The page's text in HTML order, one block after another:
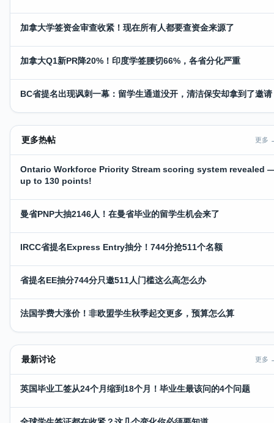
加拿大学签资金审查收紧！现在所有人都要查资金来源了
加拿大Q1新PR降20%！印度学签腰切66%，各省分化严重
BC省提名出现讽刺一幕：留学生通道没开，清洁保安却拿到了邀请
更多热帖 更多
Ontario Workforce Priority Stream scoring system revealed
up to 130 points!
曼省PNP大抽2146人！在曼省毕业的留学生机会来了
IRCC省提名Express Entry抽分！744分抢511个名额
省提名EE抽分744分只邀511人门槛这么高怎么办
法国学费大涨价！非欧盟学生秋季起交更多，预算怎么算
最新讨论 更多
英国毕业工签从24个月缩到18个月！毕业生最该问的4个问题